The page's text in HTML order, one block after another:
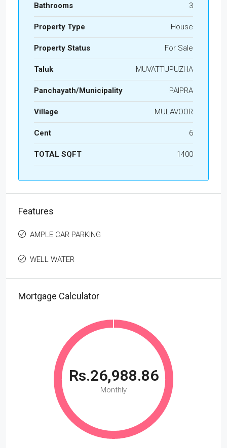
Bathrooms 3
Property Type House
Property Status For Sale
Taluk MUVATTUPUZHA
Panchayath/Municipality PAIPRA
Village MULAVOOR
Cent 6
TOTAL SQFT 1400
Features
AMPLE CAR PARKING
WELL WATER
Mortgage Calculator
Rs.26,988.86
Monthly